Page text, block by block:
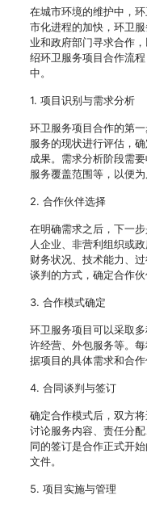
在城市环境的维护中，
市化进程的加快，环卫
业和政府部门寻求合作
绍环卫服务项目合作流
中。
1. 项目识别与需求分析
环卫服务项目合作的第
服务的现状进行评估，
成果。需求分析阶段需
服务覆盖范围等，以便为
2. 合作伙伴选择
在明确需求之后，下一
人企业、非营利组织或
财务状况、技术能力、
谈判的方式，确定合作伙
3. 合作模式确定
环卫服务项目可以采取
许经营、外包服务等。
据项目的具体需求和合
4. 合同谈判与签订
确定合作模式后，双方
讨论服务内容、责任分
同的签订是合作正式开
文件。
5. 项目实施与管理